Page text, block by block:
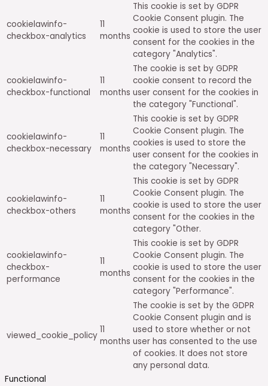
cookielawinfo-
checkbox-analytics
11
months
This cookie is set by GDPR
Cookie Consent plugin. The
cookie is used to store the user
consent for the cookies in the
category "Analytics".
cookielawinfo-
checkbox-functional
11
months
The cookie is set by GDPR
cookie consent to record the
user consent for the cookies in
the category "Functional".
cookielawinfo-
checkbox-necessary
11
months
This cookie is set by GDPR
Cookie Consent plugin. The
cookies is used to store the
user consent for the cookies in
the category "Necessary".
cookielawinfo-
checkbox-others
11
months
This cookie is set by GDPR
Cookie Consent plugin. The
cookie is used to store the user
consent for the cookies in the
category "Other.
cookielawinfo-
checkbox-
performance
11
months
This cookie is set by GDPR
Cookie Consent plugin. The
cookie is used to store the user
consent for the cookies in the
category "Performance".
viewed_cookie_policy
11
months
The cookie is set by the GDPR
Cookie Consent plugin and is
used to store whether or not
user has consented to the use
of cookies. It does not store
any personal data.
Functional